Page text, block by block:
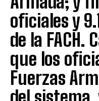
oficiales y
de la FACH.
que los
Fuerzas